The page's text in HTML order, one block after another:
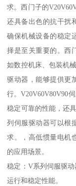
求。西门子的
还具备出色的抗干扰
确保机械设备的稳定
择是至关重要的。西
如数控机床、包装机
驱动器，能够提供更
行。V20V60V80V90
稳定可靠的性能，还
列伺服驱动器可以根
求。，高低惯量电机
的应用场景。
稳定：V系列伺服驱
运行和稳定性能。